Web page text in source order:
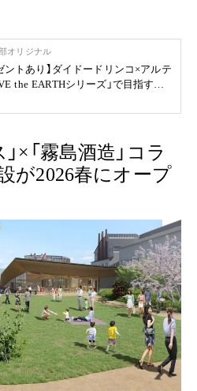
オリジナル
ントあり】ダイドードリンコ×アルテ
the EARTHシリーズ」で目指す未
×「霧島酒造」コラ
が2026春にオープ